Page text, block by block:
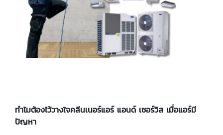
ทำไมต้องไว้วางใจคลีนเนอร์แอร์ แอนด์ เซอร์วิส เมื่อแอร์มี
ปัญหา